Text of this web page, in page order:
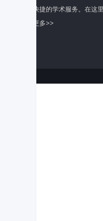
全面快捷的学术服务。在这
了解更多>>